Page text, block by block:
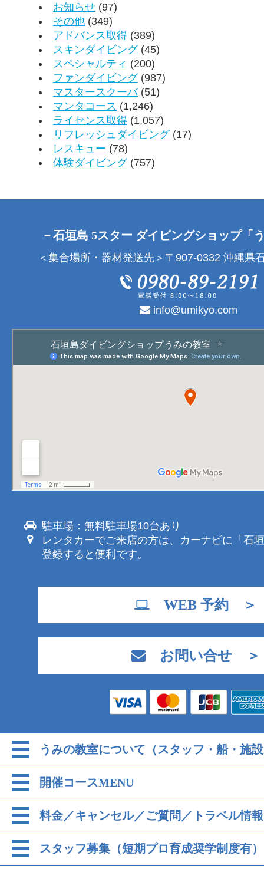
お知らせ (97)
その他 (349)
アドバンス取得 (389)
スキンダイビング(45)
スペシャルティ (200)
ファンダイビング(987)
マスタースクーバ(51)
マンタコース (1,246)
ライセンス取得 (1,057)
リフレッシュダイビング(17)
レスキュー (78)
体験ダイビング(757)
－石垣島 5スター ダイビングショップ「
＜集合場所・器材発送先＞〒907-0332 沖縄県
info@umikyo.com
駐車場：無料駐車場10台あり
レンタカーでご来店の方は、カーナビに「石
登録すると便利です。
WEB 予約 ＞
お問い合せ ＞
うみの教室について（スタッフ・船・施
開催コースMENU
料金／キャンセル／ご質問／トラベル情報
スタッフ募集（短期プロ育成奨学制度有）